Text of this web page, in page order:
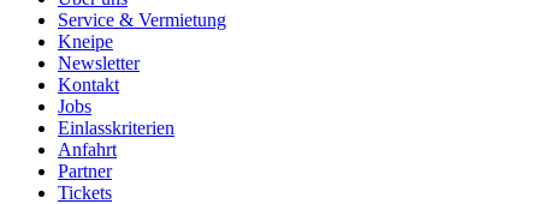
Service & Vermietung
Kneipe
Newsletter
Kontakt
Jobs
Einlasskriterien
Anfahrt
Partner
Tickets